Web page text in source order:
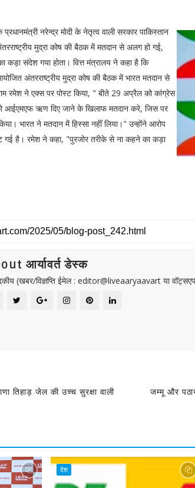
नरेन्द्र मोदी के नेतृत्व वाली सरकार पाकिस्तान
मुद्रा कोष की बैठक में मतदान से अलग हो गई,
संदेश गया होता। वित्त मंत्रालय ने कहा है कि
अंतरराष्ट्रीय मुद्रा कोष की बैठक में भारत मतदान से
रमेश ने एक्स पर पोस्ट किया, " बीते 29 अप्रैल को कांग्रेस
आईएमएफ ऋण दिए जाने के खिलाफ मतदान करे, जिस पर
भारत ने मतदान में हिस्सा नहीं लिया।" उन्होंने आरोप
गई है। रमेश ने कहा, "पुरजोर तरीके से ना कहने का कड़ा
आर्यावर्त डेस्क
(खबर/विज्ञप्ति ईमेल : editor@liveaaryaavart या
तिहाड़ जेल की उच्च सुरक्षा वाली
जम्मू और
देश